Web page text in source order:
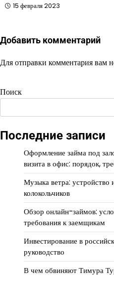
15 февраля 2023
Добавить комментарий
Для отправки комментария вам
Поиск
Последние записи
Оформление займа под
визита в офис: порядок,
Музыка ветра: устройство
колокольчиков
Обзор онлайн-займов:
требования к заемщикам
Инвестирование в
руководство
В чем обвиняют Тимура